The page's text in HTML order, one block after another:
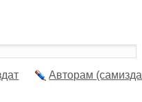
Авторам